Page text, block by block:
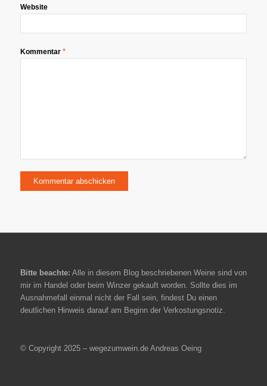
Website
Kommentar *
Bitte beachte: Alle in diesem Blog beschriebenen Weine sind von
mir im Handel oder beim Winzer gekauft worden. Sollte dies im
Ausnahmefall einmal nicht der Fall sein, findest Du einen
deutlichen Hinweis darauf am Beginn der Verkostungsnotiz.
© Copyright 2025 – wegezumwein.de Andreas Oeing